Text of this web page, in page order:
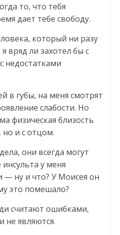
то, что тебя
дает тебе свободу.
который ни разу
вряд ли захотел бы с
недостатками
в губы, на меня смотрят
слабости. Но
физическая близость
и с отцом.
они всегда могут
у меня
— ну и что? У Моисея он
это помешало?
считают ошибками,
не являются.